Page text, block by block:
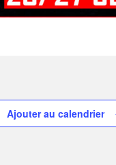
Ajouter au calendrier